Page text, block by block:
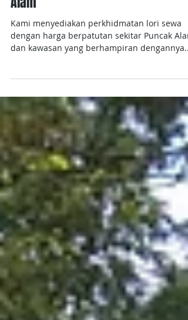
Perkhidmatan lori sewa Puncak
Alam
Kami menyediakan perkhidmatan lori sewa
dan kawasan yang berhampiran dengannya.
Perkhidmatan...